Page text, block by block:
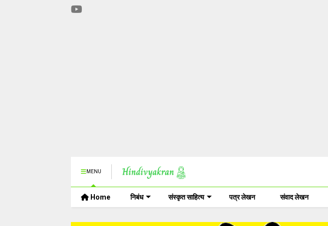
MENU
Home निबंध संस्कृत साहित्य पत्र लेखन संवाद लेखन